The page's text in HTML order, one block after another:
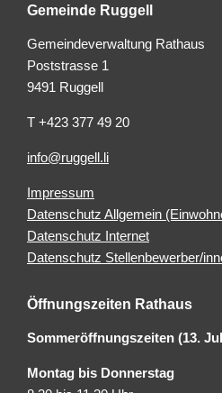
Gemeinde Ruggell
Gemeindeverwaltung Rathaus
Poststrasse 1
9491 Ruggell
T +423 377 49 20
info@ruggell.li
Impressum
Datenschutz Allgemein
Datenschutz Internet
Datenschutz Stellenbewerber/
Öffnungszeiten Rathaus
Sommeröffnungszeiten (13.
Montag bis Donnerstag